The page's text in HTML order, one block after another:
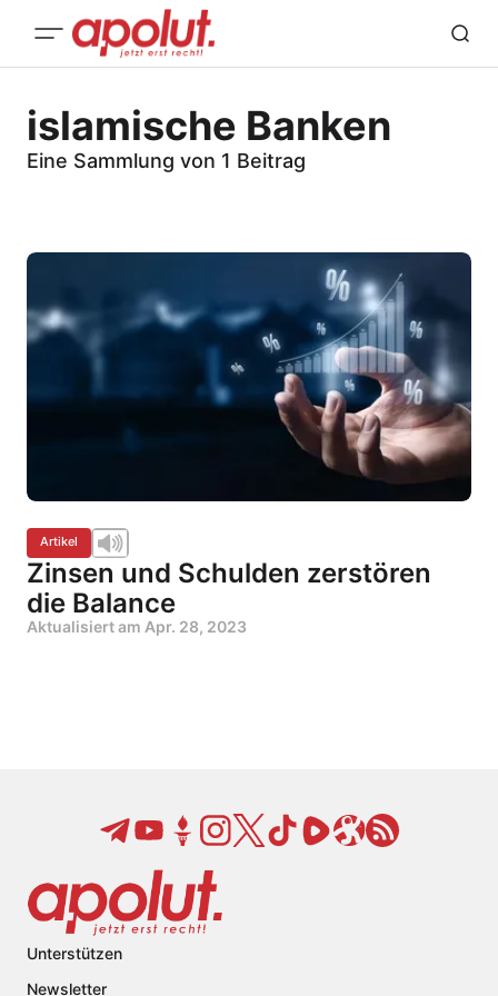
islamische Banken
Eine Sammlung von 1 Beitrag
Artikel
Zinsen und Schulden zerstören
die Balance
Aktualisiert am Apr. 28, 2023
Unterstützen
Newsletter